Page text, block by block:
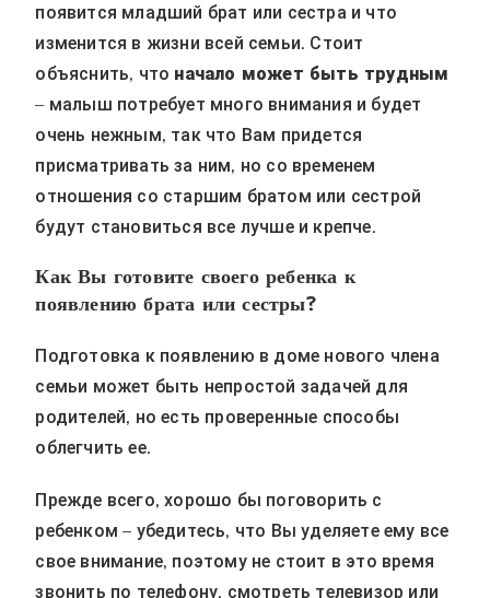
появится младший брат или сестра и что
изменится в жизни всей семьи. Стоит
объяснить, что начало может быть трудным
– малыш потребует много внимания и будет
очень нежным, так что Вам придется
присматривать за ним, но со временем
отношения со старшим братом или сестрой
будут становиться все лучше и крепче.
Как Вы готовите своего ребенка к
появлению брата или сестры?
Подготовка к появлению в доме нового члена
семьи может быть непростой задачей для
родителей, но есть проверенные способы
облегчить ее.
Прежде всего, хорошо бы поговорить с
ребенком – убедитесь, что Вы уделяете ему все
свое внимание, поэтому не стоит в это время
звонить по телефону, смотреть телевизор или